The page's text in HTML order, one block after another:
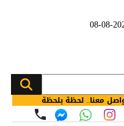
معنا.. لحظة بلحظة